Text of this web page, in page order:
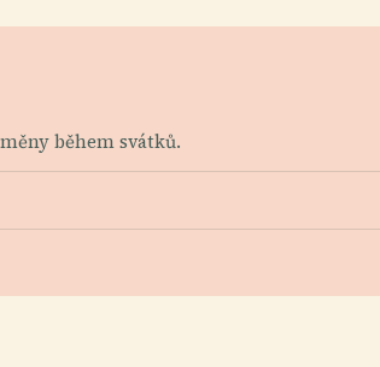
během svátků.